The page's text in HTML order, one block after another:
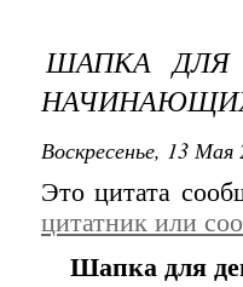
ШАПКА
Воскресенье, 13
Это цитата
цитатник или
Шапка для